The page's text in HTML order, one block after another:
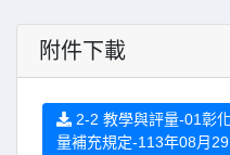
附件下載
2-2 教學與評量-01彰
量補充規定-113年08月